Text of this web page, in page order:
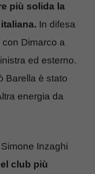
più solida la
In difesa
Dimarco a
ed esterno.
Barella è stato
energia da
Inzaghi
club più